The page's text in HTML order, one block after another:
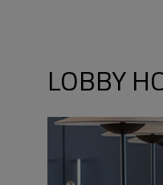
LOBBY
You are here: